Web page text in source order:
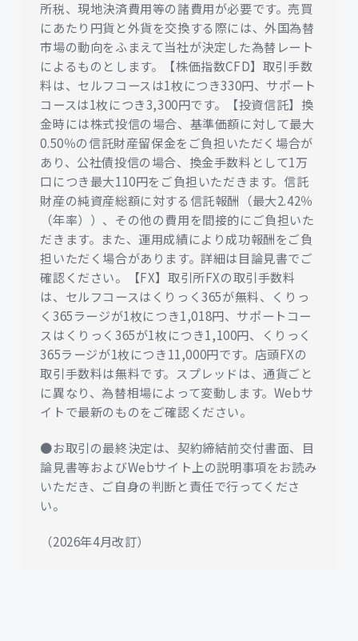
所税、現地決済費用等の諸費用が必要です。売買
にあたり円貨と外貨を交換する際には、外国為替
市場の動向をふまえて当社が決定した為替レート
によるものとします。【株価指数CFD】取引手数
料は、セルフコースは1枚につき330円、サポート
コースは1枚につき3,300円です。【投資信託】換
金時には株式投信の場合、基準価額に対して最大
0.50％の信託財産留保金をご負担いただく場合が
あり、公社債投信の場合、換金手数料として1万
口につき最大110円をご負担いただきます。信託
財産の純資産総額に対する信託報酬（最大2.42％
（年率））、その他の費用を間接的にご負担いた
だきます。また、運用成績により成功報酬をご負
担いただく場合があります。詳細は目論見書でご
確認ください。【FX】取引所FXの取引手数料
は、セルフコースはくりっく365が無料、くりっ
く365ラージが1枚につき1,018円、サポートコー
スはくりっく365が1枚につき1,100円、くりっく
365ラージが1枚につき11,000円です。店頭FXの
取引手数料は無料です。スプレッドは、通貨ごと
に異なり、為替相場によって変動します。Webサ
イトで最新のものをご確認ください。
●お取引の最終決定は、契約締結前交付書面、目
論見書等およびWebサイト上の説明事項をお読み
いただき、ご自身の判断と責任で行ってくださ
い。
（2026年4月改訂）